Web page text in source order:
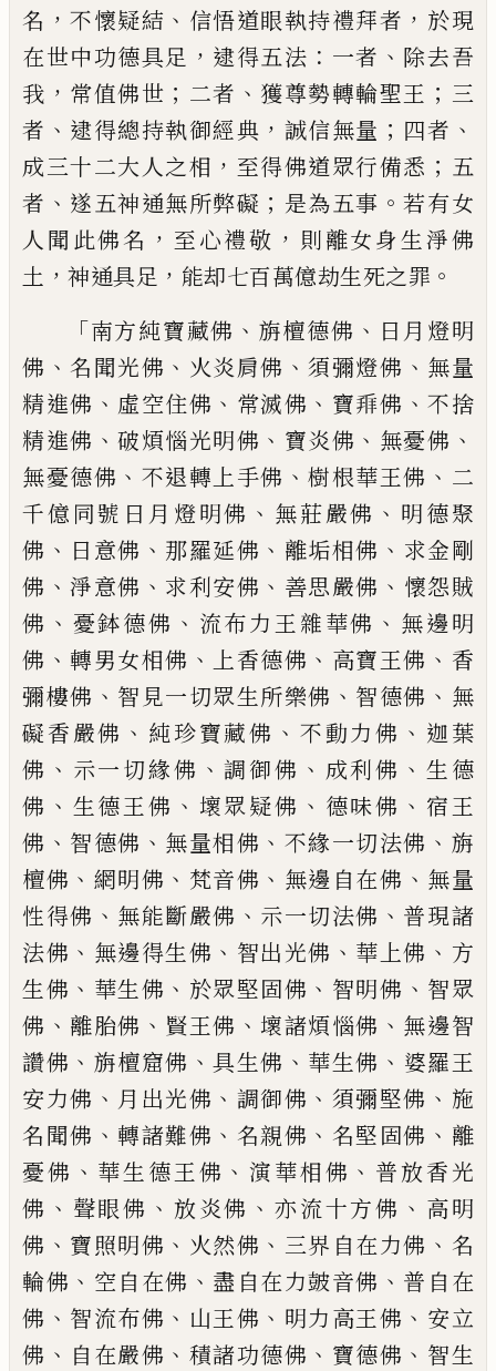
名 ，不懷疑結 、 信悟道眼執持禮拜者 ， 於現
在世中功德具足 ， 逮得五法 ： 一者 、 除去吾
我 ， 常值佛世 ； 二者 、 獲尊勢轉輪聖王 ； 三
者 、 逮得總持執御經典 ， 誠信無量 ； 四者 、
成三十二大人之相 ， 至得佛道眾行備悉 ； 五
者 、 遂五神通無所弊礙 ； 是為五事 。若有女
人聞此佛名 ， 至心禮敬 ， 則離女身生淨佛
土 ， 神通具足 ， 能却七百萬億劫生死之罪 。
「南方純寶藏佛 、 旃檀德佛 、 日月燈明
佛 、名聞光佛 、 火炎肩佛 、 須彌燈佛 、 無量
精進佛 、 虛空住佛 、 常滅佛 、 寶𬼐佛 、不捨
精進佛 、破煩惱光明佛 、 寶炎佛 、 無憂佛 、
無憂德佛 、 不退轉上手佛 、樹根華王佛 、 二
千億同號日月燈明佛 、 無莊嚴佛 、 明德聚
佛 、 日意佛 、 那羅延佛 、 離垢相佛 、 求金剛
佛 、淨意佛 、 求利安佛 、 善思嚴佛 、 懷怨賊
佛 、 憂鉢德佛 、 流布力王雜華佛 、 無邊明
佛 、轉男女相佛 、 上香德佛 、 高寶王佛 、 香
彌樓佛 、 智見一切眾生所樂佛 、 智德佛 、 無
礙香嚴佛 、 純珍寶藏佛 、 不動力佛 、 迦葉
佛 、 示一切緣佛 、調御佛 、 成利佛 、 生德
佛 、 生德王佛 、 壞眾疑佛 、 德味佛 、 宿王
佛 、 智德佛 、 無量相佛 、 不緣一切法佛 、 旃
檀佛 、 網明佛 、 梵音佛 、 無邊自在佛 、 無量
性得佛 、 無能斷嚴佛 、 示一切法佛 、 普現諸
法佛 、 無邊得生佛 、 智出光佛 、 華上佛 、 方
生佛 、 華生佛 、 於眾堅固佛 、 智明佛 、 智眾
佛 、 離胎佛 、 賢王佛 、 壞諸煩惱佛 、 無邊智
讚佛 、 旃檀窟佛 、具生佛 、 華生佛 、 婆羅王
安力佛 、 月出光佛 、 調御佛 、 須彌堅佛 、 施
名聞佛 、轉諸難佛 、 名親佛 、 名堅固佛 、 離
憂佛 、 華生 德王佛 、演華相佛 、 普放香光
佛 、 聲眼佛 、 放炎佛 、 亦流十方佛 、 高明
佛 、 寶照明佛 、 火然佛 、 三界自在力佛 、 名
輪佛 、 空自在佛 、 盡自在力皷音佛 、 普自在
佛 、 智流布佛 、 山王佛 、 明力高王佛 、 安立
佛 、 自在嚴佛 、 積諸功德佛 、 寶德佛 、 智生